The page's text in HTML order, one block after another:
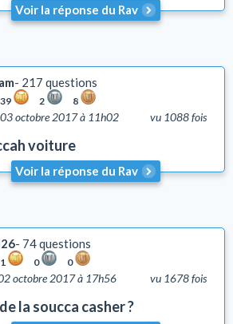
Voir la réponse du Rav
217 questions
39 2 8
vu 1088 fois
octobre 2017 à 11h02
voiture
Voir la réponse du Rav
74 questions
1 0 0
vu 1678 fois
octobre 2017 à 17h56
la soucca casher ?